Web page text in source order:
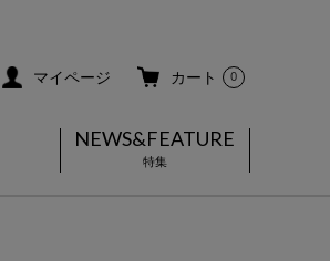
マイページ カート 0
NEWS&FEATURE
特集